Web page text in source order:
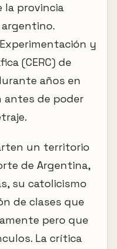
la provincia
y
(CERC) de
años en
de poder
un territorio
de Argentina,
su catolicismo
de clases que
pero que
La crítica